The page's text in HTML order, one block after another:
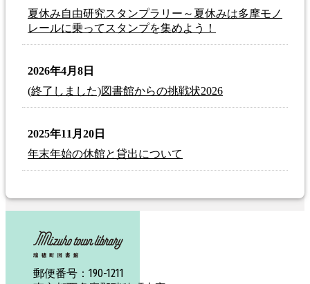
夏休み自由研究スタンプラリー～夏休みは多摩モノ
レールに乗ってスタンプを集めよう！
2026年4月8日
(終了しました)図書館からの挑戦状2026
2025年11月20日
年末年始の休館と貸出について
郵便番号： 190-1211